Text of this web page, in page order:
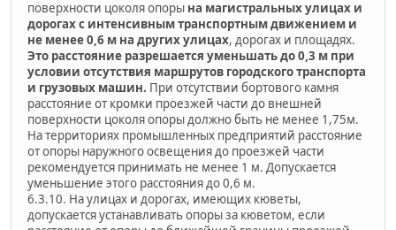
поверхности цоколя опоры на магистральных улицах и
дорогах с интенсивным транспортным движением и
не менее 0,6 м на других улицах, дорогах и площадях.
Это расстояние разрешается уменьшать до 0,3 м при
условии отсутствия маршрутов городского транспорта
и грузовых машин. При отсутствии бортового камня
расстояние от кромки проезжей части до внешней
поверхности цоколя опоры должно быть не менее 1,75м.
На территориях промышленных предприятий расстояние
от опоры наружного освещения до проезжей части
рекомендуется принимать не менее 1 м. Допускается
уменьшение этого расстояния до 0,6 м.
6.3.10. На улицах и дорогах, имеющих кюветы,
допускается устанавливать опоры за кюветом, если